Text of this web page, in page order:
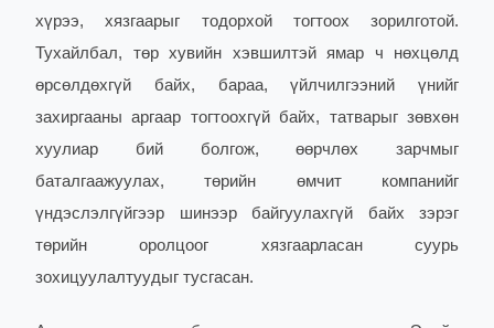
хүрээ, хязгаарыг тодорхой тогтоох зорилготой.
Тухайлбал, төр хувийн хэвшилтэй ямар ч нөхцөлд
өрсөлдөхгүй байх, бараа, үйлчилгээний үнийг
захиргааны аргаар тогтоохгүй байх, татварыг зөвхөн
хуулиар бий болгож, өөрчлөх зарчмыг
баталгаажуулах, төрийн өмчит компанийг
үндэслэлгүйгээр шинээр байгуулахгүй байх зэрэг
төрийн оролцоог хязгаарласан суурь
зохицуулалтуудыг тусгасан.